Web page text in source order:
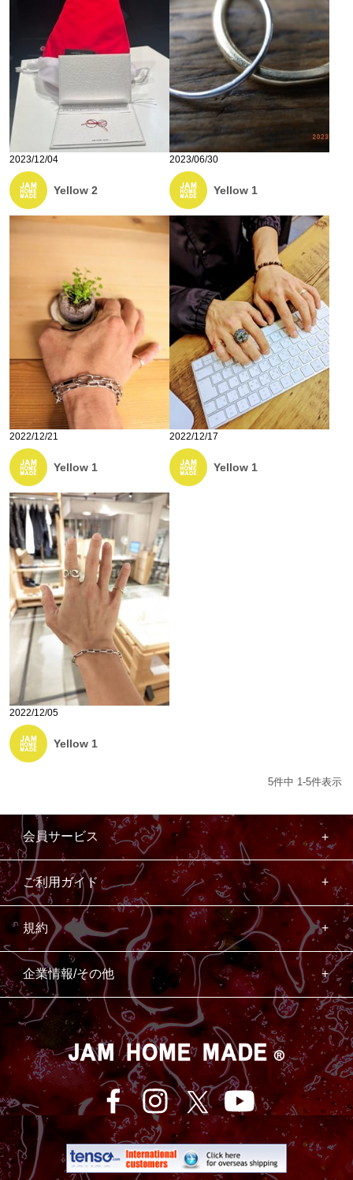
2023/12/04
Yellow 2
2023/06/30
Yellow 1
2022/12/21
Yellow 1
2022/12/17
Yellow 1
2022/12/05
Yellow 1
5件中 1-5件表示
会員サービス
ご利用ガイド
規約
企業情報/その他